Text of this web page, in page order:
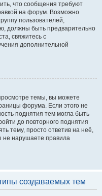
что сообщения требуют
на форум. Возможно
пользователей,
должны быть предварительно
свяжитесь с
дополнительной
темы, вы можете
форума. Если этого не
поднятия тем могла быть
до повторного поднятия
тему, просто ответив на неё,
не нарушаете правила
создаваемых тем